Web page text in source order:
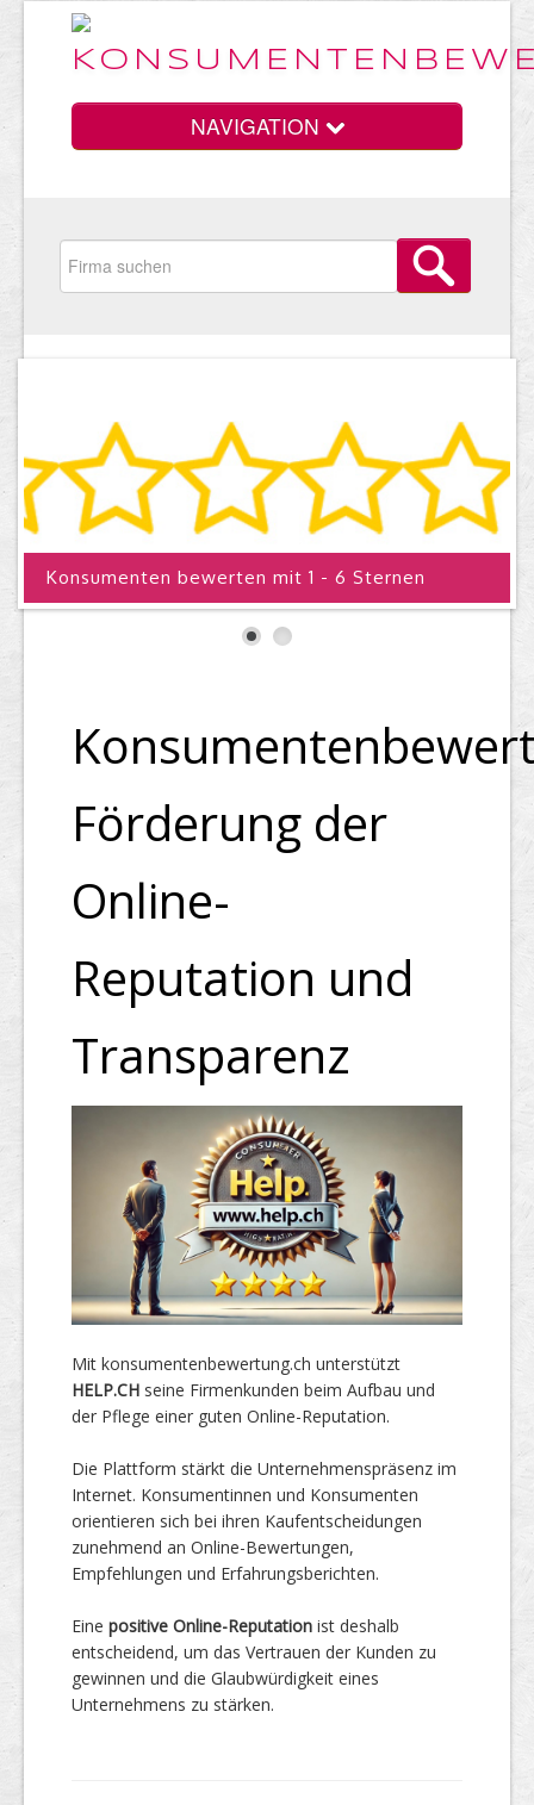
NAVIGATION
Preise
HELP Awards
Top Firmen
Konsumenten bewerten mit 1 - 6 Sternen
Förderung der
Online-
Reputation und
Transparenz
Mit konsumentenbewertung.ch unterstützt
HELP.CH seine Firmenkunden beim Aufbau und
der Pflege einer guten Online-Reputation.
Die Plattform stärkt die Unternehmenspräsenz im
Internet. Konsumentinnen und Konsumenten
orientieren sich bei ihren Kaufentscheidungen
zunehmend an Online-Bewertungen,
Empfehlungen und Erfahrungsberichten.
Eine positive Online-Reputation ist deshalb
entscheidend, um das Vertrauen der Kunden zu
gewinnen und die Glaubwürdigkeit eines
Unternehmens zu stärken.